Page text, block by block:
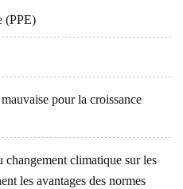
(PPE)
pour la croissance
changement climatique sur les
les avantages des normes